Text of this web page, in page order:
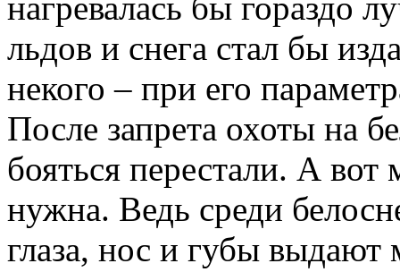
льдов и снега стал бы
некого – при его
После запрета охоты на
бояться перестали. А вот
нужна. Ведь среди
глаза, нос и губы